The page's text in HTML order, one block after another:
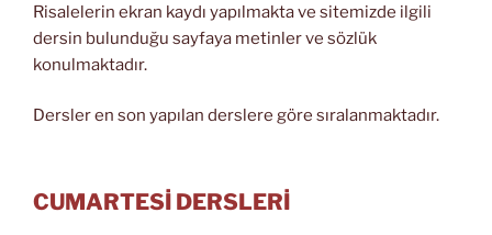
Risalelerin ekran kaydı yapılmakta ve sitemizde ilgili
dersin bulunduğu sayfaya metinler ve sözlük
konulmaktadır.
Dersler en son yapılan derslere göre sıralanmaktadır.
CUMARTESİ DERSLERİ